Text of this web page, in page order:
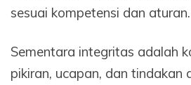
sesuai kompetensi dan aturan.
Sementara integritas adalah
pikiran, ucapan, dan tindakan